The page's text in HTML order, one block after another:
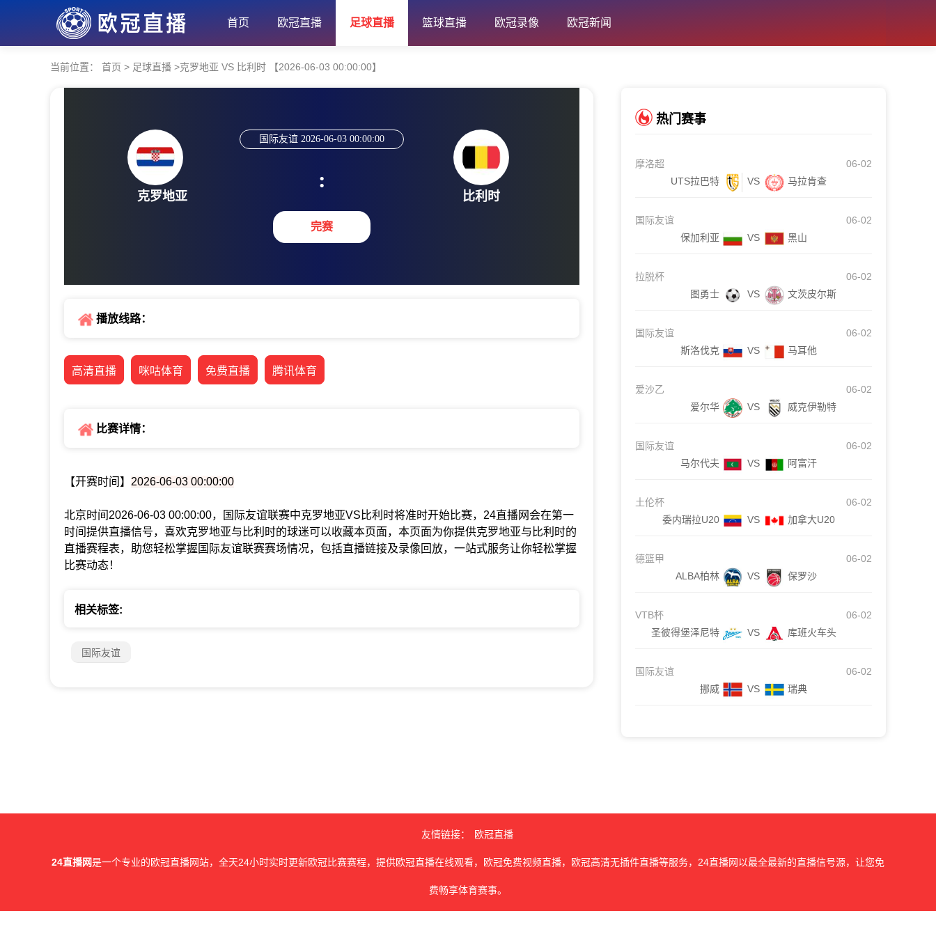
首页 欧冠直播 足球直播 篮球直播 欧冠录像 欧冠新闻
当前位置： 首页 > 足球直播 >克罗地亚 VS 比利时 【2026-06-03 00:00:00】
克罗地亚
国际友谊 2026-06-03 00:00:00
:
完赛
比利时
播放线路：
高清直播 咪咕体育 免费直播 腾讯体育
比赛详情：
【开赛时间】 2026-06-03 00:00:00
北京时间2026-06-03 00:00:00，国际友谊联赛中克罗地亚VS比利时将准时开始比赛，24直播网会在第一
时间提供直播信号，喜欢克罗地亚与比利时的球迷可以收藏本页面，本页面为你提供克罗地亚与比利时的
直播赛程表，助您轻松掌握国际友谊联赛赛场情况，包括直播链接及录像回放，一站式服务让你轻松掌握
比赛动态！
相关标签:
国际友谊
热门赛事
摩洛超
06-02
UTS拉巴特
VS 马拉肯查
国际友谊
06-02
保加利亚
VS 黑山
拉脱杯
06-02
图勇士
VS 文茨皮尔斯
国际友谊
06-02
斯洛伐克
VS 马耳他
爱沙乙
06-02
爱尔华
VS 威克伊勒特
国际友谊
06-02
马尔代夫
VS 阿富汗
土伦杯
06-02
委内瑞拉U20
VS 加拿大U20
德篮甲
06-02
ALBA柏林
VS 保罗沙
VTB杯
06-02
圣彼得堡泽尼特
VS 库班火车头
国际友谊
06-02
挪威
VS 瑞典
友情链接： 欧冠直播
24直播网是一个专业的欧冠直播网站，全天24小时实时更新欧冠比赛赛程，提供欧冠直播在线观看，欧冠免费视频直播，欧冠高清无插件直播等服务，24直播网以最全最新的直播信号源，让您免
费畅享体育赛事。